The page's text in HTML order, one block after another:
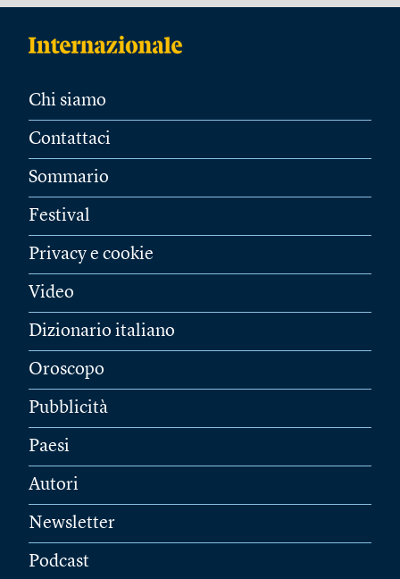
Chi siamo
Contattaci
Sommario
Festival
Privacy e cookie
Video
Dizionario italiano
Oroscopo
Pubblicità
Paesi
Autori
Newsletter
Podcast